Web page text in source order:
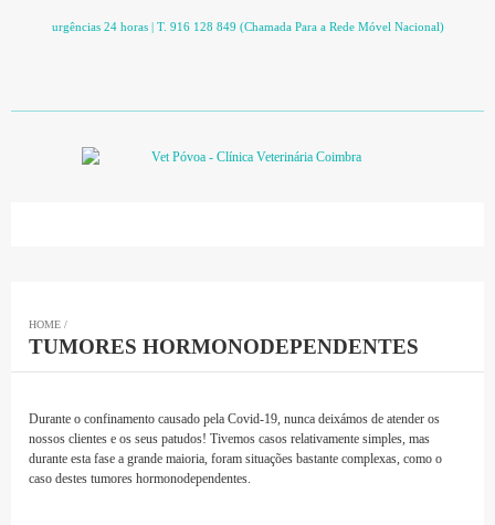
urgências 24 horas | T. 916 128 849 (Chamada Para a Rede Móvel Nacional)
HOME /
TUMORES HORMONODEPENDENTES
Durante o confinamento causado pela Covid-19, nunca deixámos de atender os
nossos clientes e os seus patudos! Tivemos casos relativamente simples, mas
durante esta fase a grande maioria, foram situações bastante complexas, como o
caso destes tumores hormonodependentes.